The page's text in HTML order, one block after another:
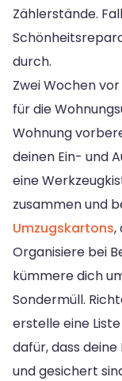
Zählerstände.
durch.
Zwei Wochen
für die
Wohnung
deinen Ein- und
eine
zusammen und
Umzugskartons,
Organisiere bei
kümmere dich
Sondermüll.
erstelle eine
dafür, dass
und gesichert